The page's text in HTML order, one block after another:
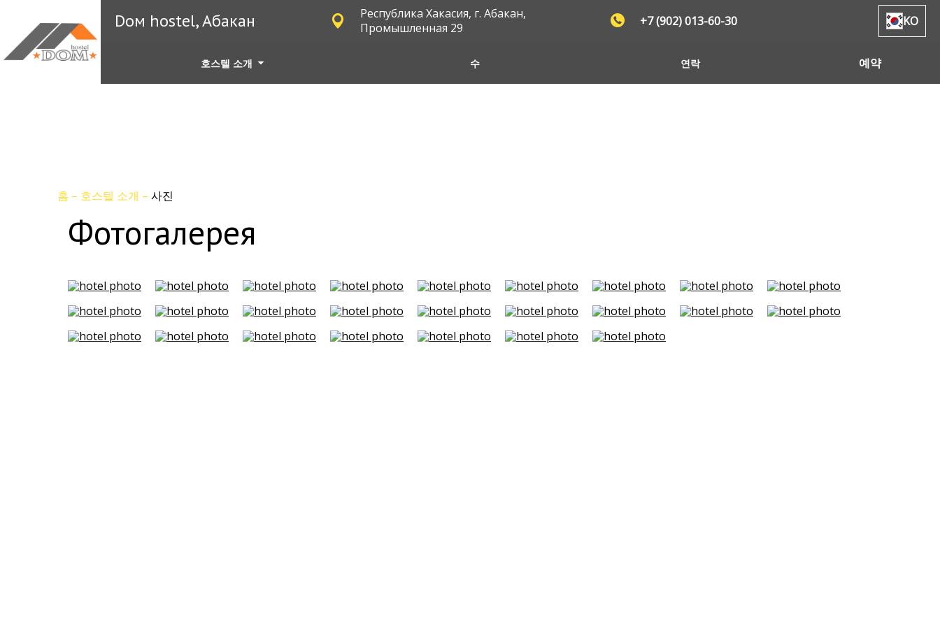
Dом hostel, Абакан
Республика Хакасия, г. Абакан,
Промышленная 29
+7 (902) 013-60-30 KO
호스텔 소개 수 연락 예약
홈 – 호스텔 소개 – 사진
Фотогалерея